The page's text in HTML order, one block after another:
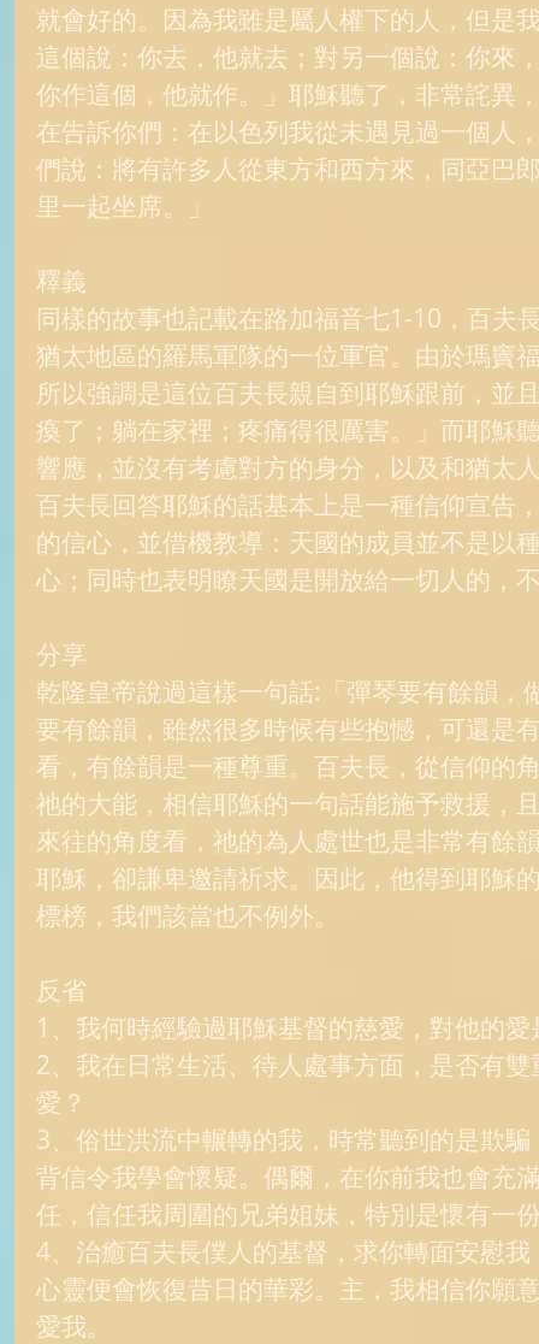
就會好的。因為我雖是屬人權下的人，但是
這個說：你去，他就去；對另一個說：你來
你作這個，他就作。」耶穌聽了，非常詫異
在告訴你們：在以色列我從未遇見過一個人
們說：將有許多人從東方和西方來，同亞巴
里一起坐席。」
釋義
同樣的故事也記載在路加福音七1-10，百夫
猶太地區的羅馬軍隊的一位軍官。由於瑪竇
所以強調是這位百夫長親自到耶穌跟前，並
瘓了；躺在家裡；疼痛得很厲害。」而耶穌
響應，並沒有考慮對方的身分，以及和猶太
百夫長回答耶穌的話基本上是一種信仰宣告
的信心，並借機教導：天國的成員並不是以
心；同時也表明瞭天國是開放給一切人的，
分享
乾隆皇帝說過這樣一句話:「彈琴要有餘韻，
要有餘韻，雖然很多時候有些抱憾，可還是
看，有餘韻是一種尊重。百夫長，從信仰的
祂的大能，相信耶穌的一句話能施予救援，
來往的角度看，祂的為人處世也是非常有餘
耶穌，卻謙卑邀請祈求。因此，他得到耶穌
標榜，我們該當也不例外。
反省
1、我何時經驗過耶穌基督的慈愛，對他的
2、我在日常生活、待人處事方面，是否有
愛？
3、俗世洪流中輾轉的我，時常聽到的是欺
背信令我學會懷疑。偶爾，在你前我也會充
任，信任我周圍的兄弟姐妹，特別是懷有一
4、治癒百夫長僕人的基督，求你轉面安慰
心靈便會恢復昔日的華彩。主，我相信你願
愛我。